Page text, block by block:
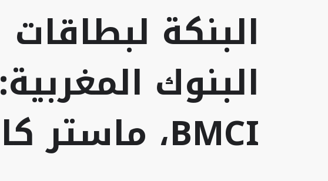
البنكة لبطاقات
البنوك المغربية:
BMCI، ماستر كارد